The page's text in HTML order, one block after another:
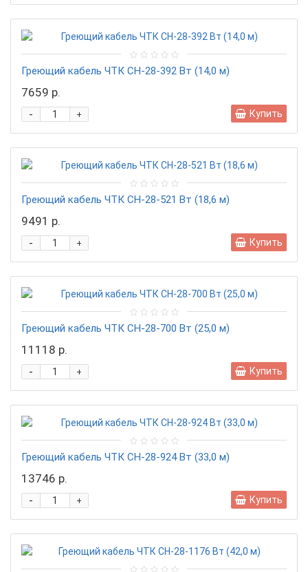
Греющий кабель ЧТК СН-28-392 Вт (14,0 м)
7659 р.
+
- Купить
Греющий кабель ЧТК СН-28-521 Вт (18,6 м)
9491 р.
+
- Купить
Греющий кабель ЧТК СН-28-700 Вт (25,0 м)
11118 р.
+
- Купить
Греющий кабель ЧТК СН-28-924 Вт (33,0 м)
13746 р.
+
- Купить